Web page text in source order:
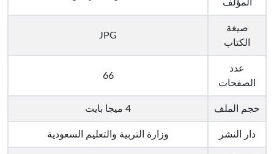
المؤلف
صيغة
الكتاب
JPG
عدد
الصفحات
66
حجم الملف 4 ميجا بايت
دار النشر وزارة التربية والتعليم السعودية